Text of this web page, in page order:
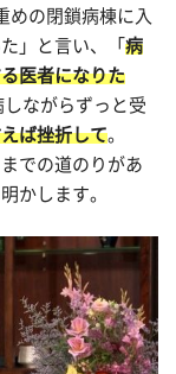
めの閉鎖病棟に入
」と言い、「 病
医者になりた
ながらずっと受
ば挫折して。
での道のりがあ
かします。